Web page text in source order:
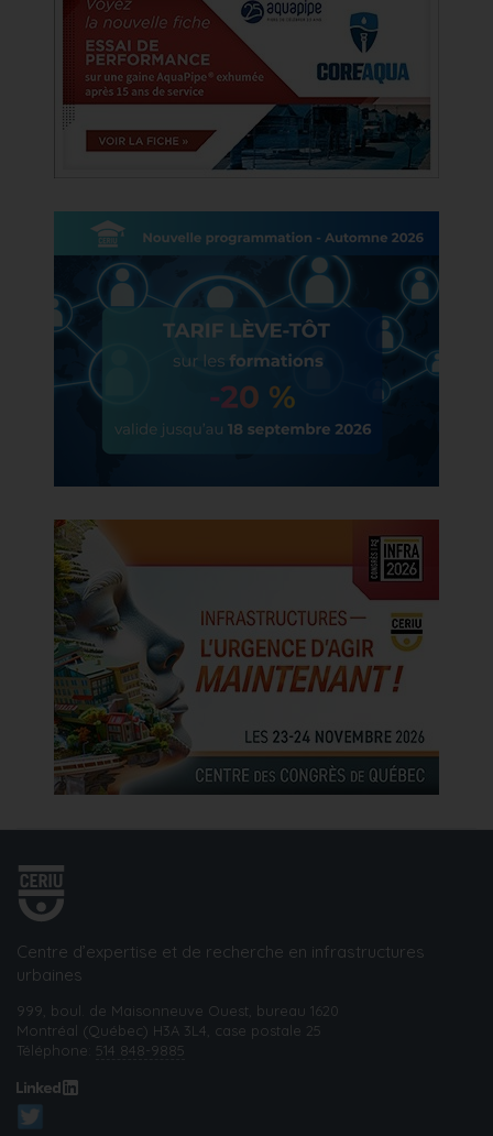
Centre d’expertise et de recherche en infrastructures
urbaines
999, boul. de Maisonneuve Ouest, bureau 1620
Montréal (Québec) H3A 3L4, case postale 25
Téléphone: 514 848-9885